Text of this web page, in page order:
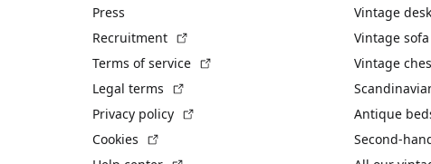
Press
Recruitment
Terms of service
Legal terms
Privacy policy
Cookies
Vintage desk
Vintage sofa
Vintage
Antique
Second-